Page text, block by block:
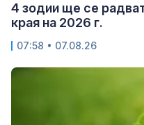
4 зодии ще се
края на 2026 г.
07:58 • 07.08.26